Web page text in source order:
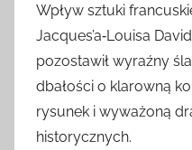
Wpływ sztuki
Jacques’a‑Louisa
pozostawił wyraźny
dbałości o klarowną
rysunek i wyważoną
historycznych.